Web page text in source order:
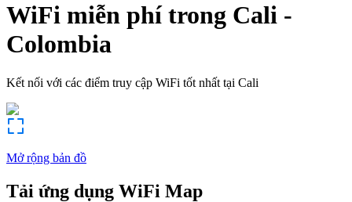
WiFi miễn phí trong Cali -
Colombia
Kết nối với các điểm truy cập WiFi tốt nhất tại Cali
Mở rộng bản đồ
Tải ứng dụng WiFi Map